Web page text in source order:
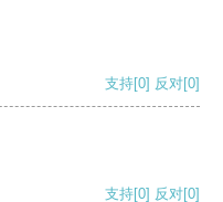
支持[0] 反对[0]
支持[0] 反对[0]